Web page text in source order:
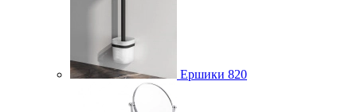
Ершики 820